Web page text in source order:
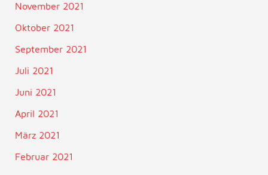
November 2021
Oktober 2021
September 2021
Juli 2021
Juni 2021
April 2021
März 2021
Februar 2021